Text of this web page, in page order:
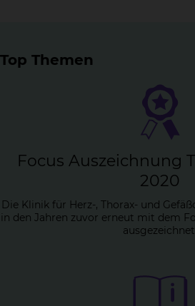
Top Themen
Fo­cus Aus­zeich­nung
2020
Die Klinik für Herz-, Thorax- und
in den Jahren zuvor erneut mit dem